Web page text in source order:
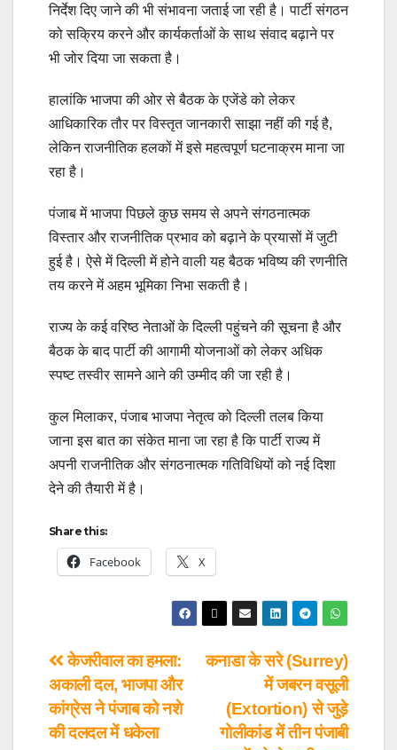
निर्देश दिए जाने की भी संभावना जताई जा रही है। पार्टी संगठन
को सक्रिय करने और कार्यकर्ताओं के साथ संवाद बढ़ाने पर
भी जोर दिया जा सकता है।
हालांकि भाजपा की ओर से बैठक के एजेंडे को लेकर
आधिकारिक तौर पर विस्तृत जानकारी साझा नहीं की गई है,
लेकिन राजनीतिक हलकों में इसे महत्वपूर्ण घटनाक्रम माना जा
रहा है।
पंजाब में भाजपा पिछले कुछ समय से अपने संगठनात्मक
विस्तार और राजनीतिक प्रभाव को बढ़ाने के प्रयासों में जुटी
हुई है। ऐसे में दिल्ली में होने वाली यह बैठक भविष्य की रणनीति
तय करने में अहम भूमिका निभा सकती है।
राज्य के कई वरिष्ठ नेताओं के दिल्ली पहुंचने की सूचना है और
बैठक के बाद पार्टी की आगामी योजनाओं को लेकर अधिक
स्पष्ट तस्वीर सामने आने की उम्मीद की जा रही है।
कुल मिलाकर, पंजाब भाजपा नेतृत्व को दिल्ली तलब किया
जाना इस बात का संकेत माना जा रहा है कि पार्टी राज्य में
अपनी राजनीतिक और संगठनात्मक गतिविधियों को नई दिशा
देने की तैयारी में है।
Share this:
Facebook X
कनाडा के सरे (Surrey)
में जबरन वसूली
(Extortion) से जुड़े
गोलीकांड में तीन पंजाबी
केजरीवाल का हमला:
अकाली दल, भाजपा और
कांग्रेस ने पंजाब को नशे
की दलदल में धकेला